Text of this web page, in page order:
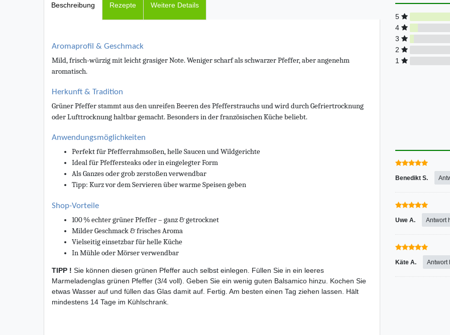
Beschreibung Rezepte Weitere Details
Aromaprofil & Geschmack
Mild, frisch-würzig mit leicht grasiger Note. Weniger scharf als schwarzer Pfeffer, aber angenehm
aromatisch.
Herkunft & Tradition
Grüner Pfeffer stammt aus den unreifen Beeren des Pfefferstrauchs und wird durch Gefriertrocknung
oder Lufttrocknung haltbar gemacht. Besonders in der französischen Küche beliebt.
Anwendungsmöglichkeiten
Perfekt für Pfefferrahmsoßen, helle Saucen und Wildgerichte
Ideal für Pfeffersteaks oder in eingelegter Form
Als Ganzes oder grob zerstoßen verwendbar
Tipp: Kurz vor dem Servieren über warme Speisen geben
Shop-Vorteile
100 % echter grüner Pfeffer – ganz & getrocknet
Milder Geschmack & frisches Aroma
Vielseitig einsetzbar für helle Küche
In Mühle oder Mörser verwendbar
TIPP ! Sie können diesen grünen Pfeffer auch selbst einlegen. Füllen Sie in ein leeres
Marmeladenglas grünen Pfeffer (3/4 voll). Geben Sie ein wenig guten Balsamico hinzu. Kochen Sie
etwas Wasser auf und füllen das Glas damit auf. Fertig. Am besten einen Tag ziehen lassen. Hält
mindestens 14 Tage im Kühlschrank.
5
4
3
2
1
Benedikt S.
Uwe A. Antwort
Käte A. Antwort